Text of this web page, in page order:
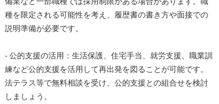
種を限定される可能性を考え、履歴書の書き方や面接での
説明準備が必要です。
- 公的支援の活用：生活保護、住宅手当、就労支援、職業訓
練など公的支援を活用して再出発を図ることが可能です。
法テラス等で無料相談を受け、公的支援との組合せを検討
しましょう。